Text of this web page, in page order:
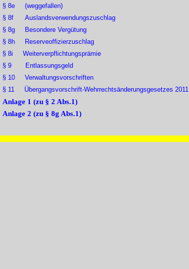
§ 8e (weggefallen)
§ 8f Auslandsverwendungszuschlag
§ 8g Besondere Vergütung
§ 8h Reserveoffizierzuschlag
§ 8i Weiterverpflichtungsprämie
§ 9 Entlassungsgeld
§ 10 Verwaltungsvorschriften
§ 11 Übergangsvorschrift-Wehrrechtsänderungsgesetzes 2011
Anlage 1 (zu § 2 Abs.1)
Anlage 2 (zu § 8g Abs.1)